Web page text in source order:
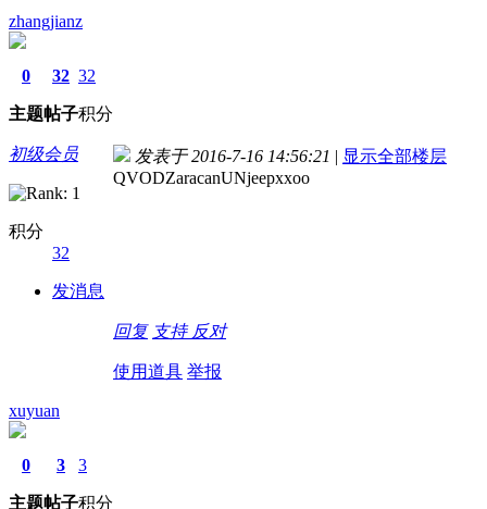
zhangjianz
0
主题
32
帖子
32
积分
初级会员
积分
32
发消息
发表于 2016-7-16 14:56:21 | 显示全部楼层
QVODZaracanUNjeepxxoo
回复 支持 反对
使用道具 举报
xuyuan
0
主题
3
帖子
3
积分